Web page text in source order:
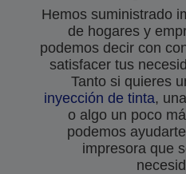
Hemos suministrado
de hogares y
podemos decir con
satisfacer tus
Tanto si quieres
inyección de tinta, una
o algo un poco
podemos
impresora que